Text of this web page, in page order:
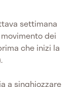
settimana
dei
che inizi la
a singhiozzare